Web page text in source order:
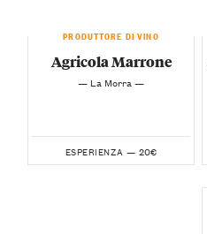
PRODUTTORE DI VINO
Agricola Marrone
— La Morra —
ESPERIENZA — 20€